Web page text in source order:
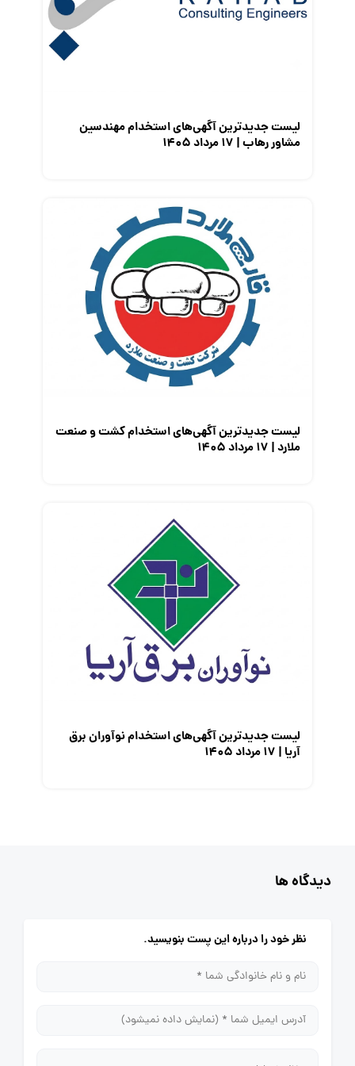
معرفی شرکت ها
لیست جدیدترین آگهی‌های استخدام مهندسین
مشاور رهاب | ۱۷ مرداد ۱۴۰۵
لیست جدیدترین آگهی‌های استخدام کشت و صنعت
ملارد | ۱۷ مرداد ۱۴۰۵
لیست جدیدترین آگهی‌های استخدام نوآوران برق
آریا | ۱۷ مرداد ۱۴۰۵
دیدگاه ها
نظر خود را درباره این پست بنویسید.